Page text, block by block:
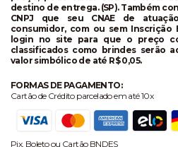
destino de entrega. (SP). Também
CNPJ que seu CNAE de
consumidor, com ou sem Inscrição
login no site para que o preço
classificados como brindes serão
valor simbólico de até R$ 0,05.
FORMAS DE PAGAMENTO:
Cartão de Crédito parcelado em até 10x
Pix, Boleto ou Cartão BNDES